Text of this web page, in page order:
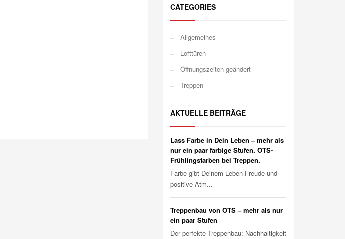
CATEGORIES
Allgemeines
Lofttüren
Öffnungszeiten geändert
Treppen
AKTUELLE BEITRÄGE
Lass Farbe in Dein Leben – mehr als
nur ein paar farbige Stufen. OTS-
Frühlingsfarben bei Treppen.
Farbe gibt Deinem Leben Freude und
positive Atm...
Treppenbau von OTS – mehr als nur
ein paar Stufen
Der perfekte Treppenbau: Nachhaltigkeit